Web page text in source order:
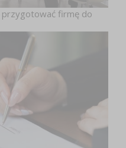
przygotować firmę do